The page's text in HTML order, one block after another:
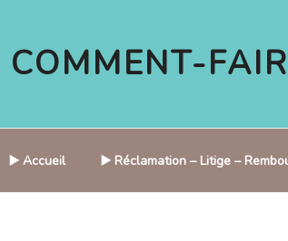
COMMENT-
▶️ Accueil ▶️ Réclamation – Litige –